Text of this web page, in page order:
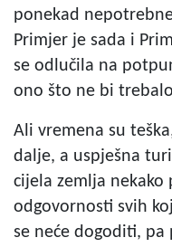
ponekad
Primjer je sada i
se odlučila na
ono što ne bi
Ali vremena su
dalje, a uspješna
cijela zemlja nekako
odgovornosti svih
se neće dogoditi,